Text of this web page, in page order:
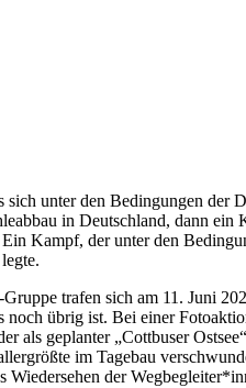
unter den Bedingungen der
in Deutschland, dann
Kampf, der unter den
trafen sich am 11. Juni
noch übrig ist. Bei einer
als geplanter „Cottbuser
im Tagebau
der